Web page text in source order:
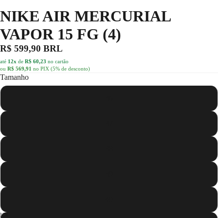
NIKE AIR MERCURIAL
VAPOR 15 FG (4)
R$ 599,90 BRL
até 12x de R$ 60,23 no cartão
ou R$ 569,91 no PIX (5% de desconto)
Tamanho